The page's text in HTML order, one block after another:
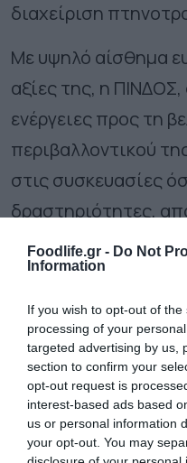
Foodlife.gr - Do Not
Information
If you wish to opt-out of
processing of your
targeted advertising by us,
section to confirm your
opt-out request is
interest-based ads based
us or personal information
your opt-out. You may
διαχείριση
Με υψηλό αίσθημα
αξίες της, η ΠΙΝΔΟΣ,
ενέργειες προς τη
περιβαλλοντικού
στις συσκευασίες
δραστηριότητες,
την διαχρονική
προστασία του
βιώσιμη ανάπτυξη
λειτουργίας της.
Ακολουθήστε το
Newsκαι μάθετε